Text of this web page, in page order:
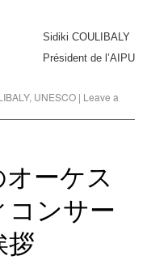
Sidiki COULIBALY
Président de l’AIPU
, UNESCO | Leave a
ーケス
コンサー
拶